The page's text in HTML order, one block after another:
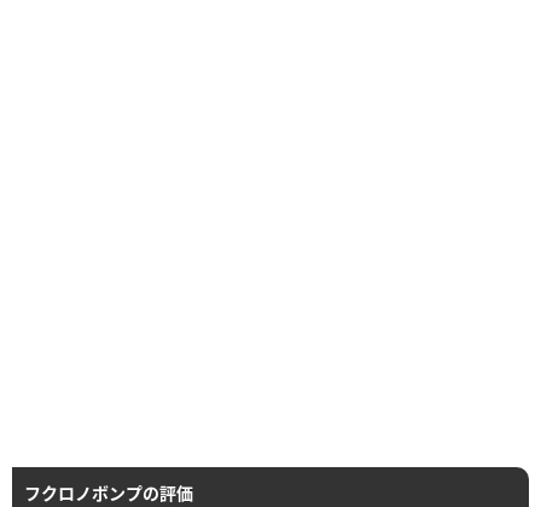
フクロノボンプの評価